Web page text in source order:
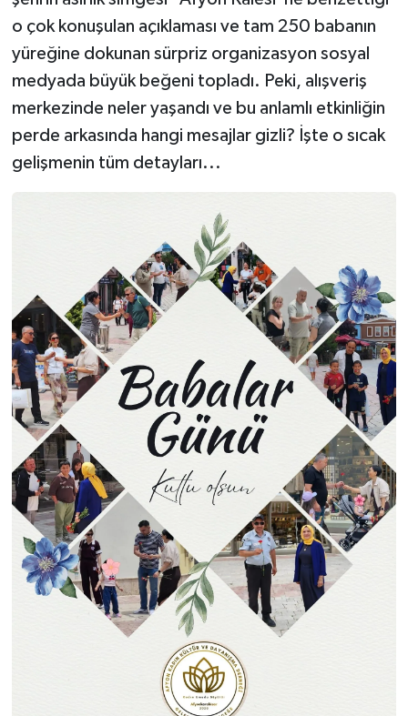
o çok konuşulan açıklaması ve tam 250 babanın
yüreğine dokunan sürpriz organizasyon sosyal
medyada büyük beğeni topladı. Peki, alışveriş
merkezinde neler yaşandı ve bu anlamlı etkinliğin
perde arkasında hangi mesajlar gizli? İşte o sıcak
gelişmenin tüm detayları...